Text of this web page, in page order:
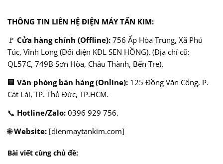
THÔNG TIN LIÊN HỆ ĐIỆN MÁY TẤN KIM:
🚩 Cửa hàng chính (Offline): 756 Ấp Hòa Trung, Xã Phú
Túc, Vĩnh Long (Đối diện KDL SEN HỒNG). (Địa chỉ cũ:
QL57C, 749B Sơn Hòa, Châu Thành, Bến Tre).
🏢 Văn phòng bán hàng (Online): 125 Đồng Văn Cống, P.
Cát Lái, TP. Thủ Đức, TP.HCM.
📞 Hotline/Zalo: 0396 929 756.
🌐Website: [dienmaytankim.com]
Bài viết cùng chủ đề: